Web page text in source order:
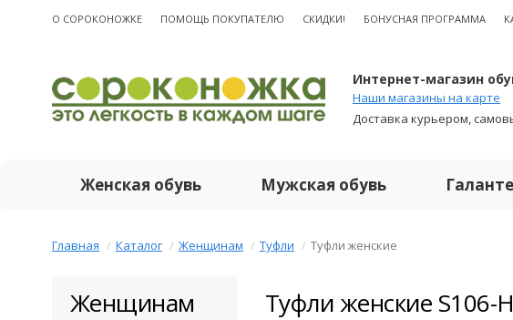
О CОРОКОНОЖКЕ ПОМОЩЬ ПОКУПАТЕЛЮ СКИДКИ! БОНУСНАЯ ПРОГРАММА
Интернет-магазин
Наши магазины на карте
Доставка курьером,
Женская обувь Мужская обувь
Главная Каталог Женщинам Туфли Туфли женские
Женщинам Туфли женские S106-